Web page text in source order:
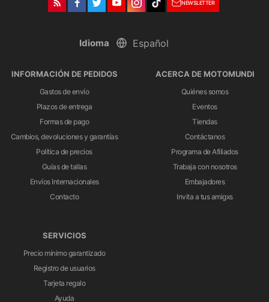
NEWSLETTER
Idioma
INFORMACIÓN DE PEDIDOS
Gastos de envío
Plazos de entrega
Formas de pago
Cambios, devoluciones y garantías
Política de precios
Guías de tallas
Envíos Internacionales
Contacto
ACERCA DE MOTOMUNDI
Quiénes somos
Eventos
Tiendas
Contáctanos
Programa de Afiliados
Trabaja con nosotros
Embajadores
Invita a tus amigxs
SERVICIOS
Precio mínimo garantizado
Registro de usuarios
Tarjeta regalo
Ayuda